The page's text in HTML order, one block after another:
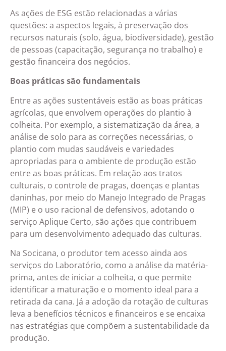
As ações de ESG estão relacionadas a várias
questões: a aspectos legais, à preservação dos
recursos naturais (solo, água, biodiversidade), gestão
de pessoas (capacitação, segurança no trabalho) e
gestão financeira dos negócios.
Boas práticas são fundamentais
Entre as ações sustentáveis estão as boas práticas
agrícolas, que envolvem operações do plantio à
colheita. Por exemplo, a sistematização da área, a
análise de solo para as correções necessárias, o
plantio com mudas saudáveis e variedades
apropriadas para o ambiente de produção estão
entre as boas práticas. Em relação aos tratos
culturais, o controle de pragas, doenças e plantas
daninhas, por meio do Manejo Integrado de Pragas
(MIP) e o uso racional de defensivos, adotando o
serviço Aplique Certo, são ações que contribuem
para um desenvolvimento adequado das culturas.
Na Socicana, o produtor tem acesso ainda aos
serviços do Laboratório, como a análise da matéria-
prima, antes de iniciar a colheita, o que permite
identificar a maturação e o momento ideal para a
retirada da cana. Já a adoção da rotação de culturas
leva a benefícios técnicos e financeiros e se encaixa
nas estratégias que compõem a sustentabilidade da
produção.